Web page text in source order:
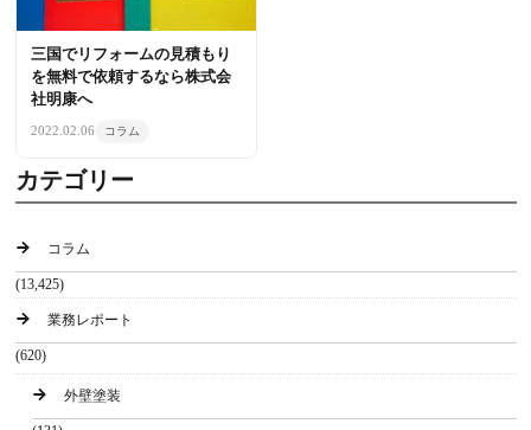
三国でリフォームの見積もり
を無料で依頼するなら株式会
社明康へ
2022.02.06 コラム
カテゴリー
コラム
(13,425)
業務レポート
(620)
外壁塗装